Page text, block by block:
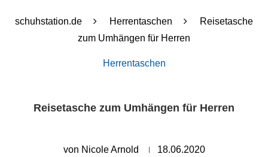
schuhstation.de Herrentaschen
Reisetasche
zum Umhängen für Herren
Herrentaschen
Reisetasche zum Umhängen für Herren
von Nicole Arnold 18.06.2020